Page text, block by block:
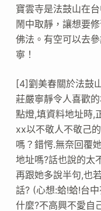
寶雲寺是法鼓山在
鬧中取靜，讓想要
佛法。有空可以去
寧！
[4]劉美春關於法鼓
莊嚴寧靜令人喜歡
點燈,填資料地址時,
xx以不敬人不敬己
嗎？錯愕.無奈回覆
地址嗎?話也說的太
再跟她多說半句,也
話? (心想:蛤!蛤!台
什麼?不高興不愛自